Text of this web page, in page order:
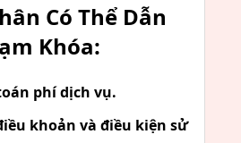
Có Thể Dẫn
Khóa:
phí dịch vụ.
khoản và điều kiện sử